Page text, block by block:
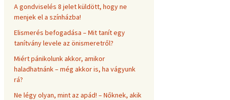
A gondviselés 8 jelet küldött, hogy ne
menjek el a színházba!
Elismerés befogadása – Mit tanít egy
tanítvány levele az önismeretről?
Miért pánikolunk akkor, amikor
haladhatnánk – még akkor is, ha vágyunk
rá?
Ne légy olyan, mint az apád! – Nőknek, akik